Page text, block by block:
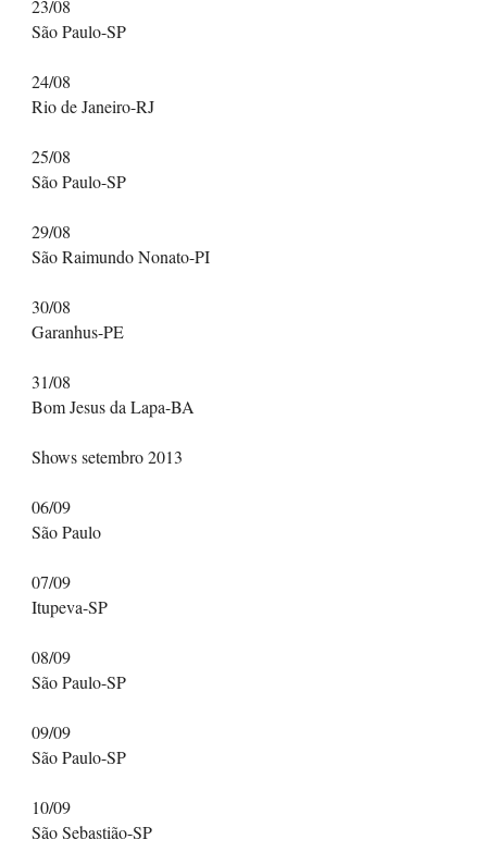
23/08
São Paulo-SP
24/08
Rio de Janeiro-RJ
25/08
São Paulo-SP
29/08
São Raimundo Nonato-PI
30/08
Garanhus-PE
31/08
Bom Jesus da Lapa-BA
Shows setembro 2013
06/09
São Paulo
07/09
Itupeva-SP
08/09
São Paulo-SP
09/09
São Paulo-SP
10/09
São Sebastião-SP